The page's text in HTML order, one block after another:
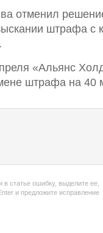
отменил
штрафа с
«Альянс
штрафа на 40
статье ошибку, выделите ее,
и предложите исправление